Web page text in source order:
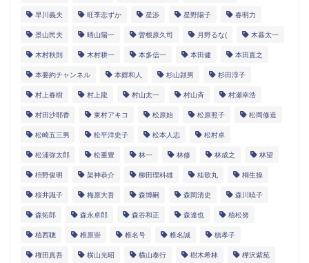
早川義夫 旺季志ずか 星渉 星野陽子 春明力
景山民夫 晴山陽一 曽根原久司 月野るな( 木暮太一
木村秋則 木村耕一 本多信一 本田健 本田直之
本要約チャンネル 本郷和人 杉山頴男 杉田淳子
村上春樹 村上龍 村山太一 村山斉 村瀬幸浩
村田沙耶香 東村アキコ 松原始 松原照子 松岡修造
松崎五三男 松平洋史子 松本人志 松村卓
松浦弥太郎 松重豊 林一 林修 林成之 林望
枡野俊明 架神恭介 柳田理科雄 桂歌丸 桐生操
桜井識子 梅原大吾 森博嗣 森岡清史 森川暁子
森拓郎 森永卓郎 森谷和正 森達也 植松努
植西聰 椎原崇 椎名号 椎名誠 槙孝子
権田真吾 横山光昭 横山泰行 樹木希林 樺沢紫苑